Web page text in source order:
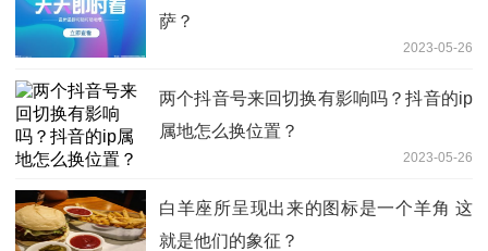
萨？
2023-05-26
两个抖音号来回切换有影响吗？抖音的ip
属地怎么换位置？
2023-05-26
白羊座所呈现出来的图标是一个羊角 这
就是他们的象征？